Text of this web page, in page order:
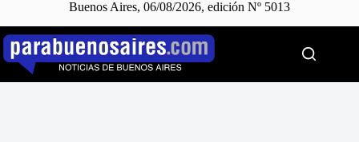
Buenos Aires, 06/08/2026, edición Nº 5013
Saltar
contenido